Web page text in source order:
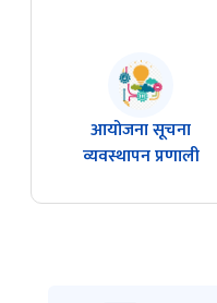
आयोजना सूचना
व्यवस्थापन प्रणाली